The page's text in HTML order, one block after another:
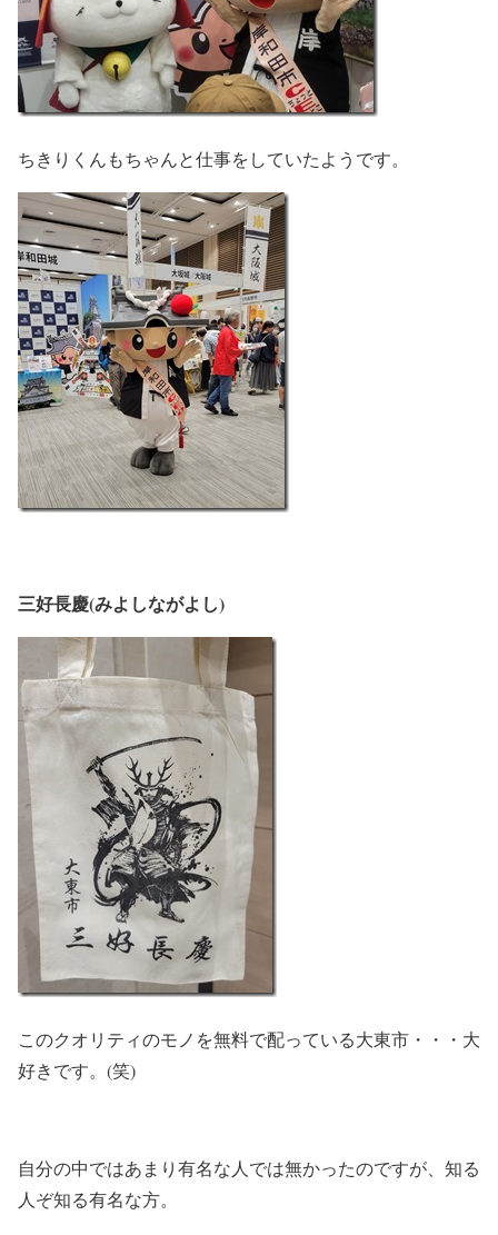
ちきりくんもちゃんと仕事をしていたようです。
三好長慶(みよしながよし)
このクオリティのモノを無料で配っている大東市・・・大
好きです。(笑)
自分の中ではあまり有名な人では無かったのですが、知る
人ぞ知る有名な方。